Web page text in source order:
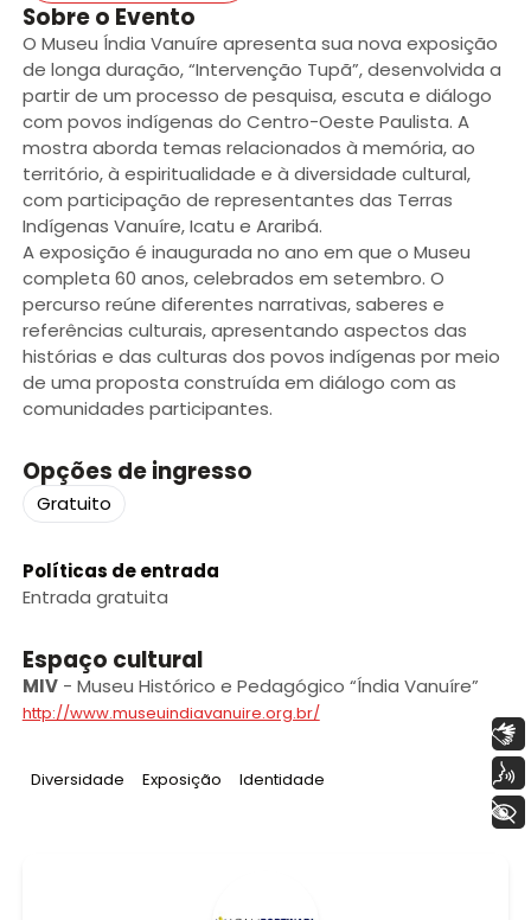
Sobre o Evento
O Museu Índia Vanuíre apresenta sua nova exposição
de longa duração, “Intervenção Tupã”, desenvolvida a
partir de um processo de pesquisa, escuta e diálogo
com povos indígenas do Centro-Oeste Paulista. A
mostra aborda temas relacionados à memória, ao
território, à espiritualidade e à diversidade cultural,
com participação de representantes das Terras
Indígenas Vanuíre, Icatu e Araribá.
A exposição é inaugurada no ano em que o Museu
completa 60 anos, celebrados em setembro. O
percurso reúne diferentes narrativas, saberes e
referências culturais, apresentando aspectos das
histórias e das culturas dos povos indígenas por meio
de uma proposta construída em diálogo com as
comunidades participantes.
Opções de ingresso
Gratuito
Políticas de entrada
Entrada gratuita
Espaço cultural
MIV- Museu Histórico e Pedagógico “Índia Vanuíre”
http://www.museuindiavanuire.org.br/
Tag:
Diversidade Tag:
Exposição Tag:
Identidade